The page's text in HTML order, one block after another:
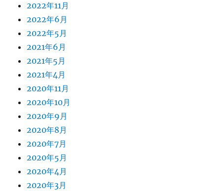
2022年11月
2022年6月
2022年5月
2021年6月
2021年5月
2021年4月
2020年11月
2020年10月
2020年9月
2020年8月
2020年7月
2020年5月
2020年4月
2020年3月